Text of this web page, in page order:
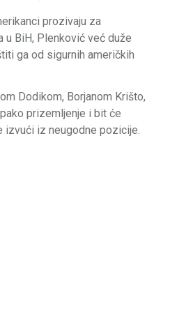
prozivaju za
u BiH, Plenković već duže
ga od sigurnih američkih
Dodikom, Borjanom Krišto,
prizemljenje i bit će
izvući iz neugodne pozicije.